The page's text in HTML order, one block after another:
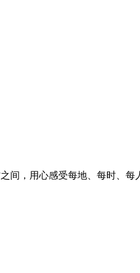
间，用心感受每地、每时、